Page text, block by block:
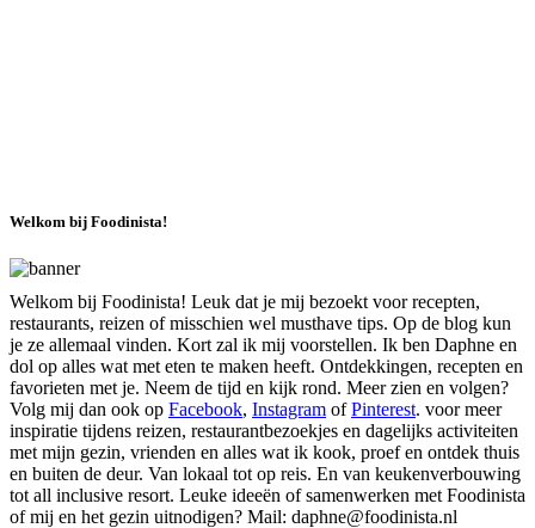
Welkom bij Foodinista!
Welkom bij Foodinista! Leuk dat je mij bezoekt voor recepten,
restaurants, reizen of misschien wel musthave tips. Op de blog kun
je ze allemaal vinden. Kort zal ik mij voorstellen. Ik ben Daphne en
dol op alles wat met eten te maken heeft. Ontdekkingen, recepten en
favorieten met je. Neem de tijd en kijk rond. Meer zien en volgen?
Volg mij dan ook op Facebook, Instagram ofPinterest. voor meer
inspiratie tijdens reizen, restaurantbezoekjes en dagelijks activiteiten
met mijn gezin, vrienden en alles wat ik kook, proef en ontdek thuis
en buiten de deur. Van lokaal tot op reis. En van keukenverbouwing
tot all inclusive resort. Leuke ideeën of samenwerken met Foodinista
of mij en het gezin uitnodigen? Mail: daphne@foodinista.nl